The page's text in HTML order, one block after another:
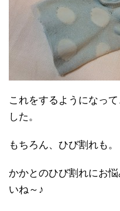
これをするようになっ
した。
もちろん、ひび割れも。
かかとのひび割れにお
いね～♪